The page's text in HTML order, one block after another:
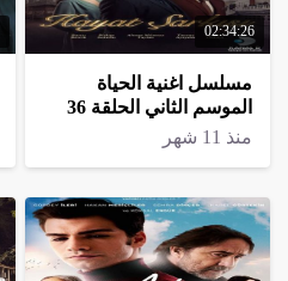
02:34:26
مسلسل اغنية الحياة
الموسم الثاني الحلقة 36
الاخيرة
منذ 11 شهر